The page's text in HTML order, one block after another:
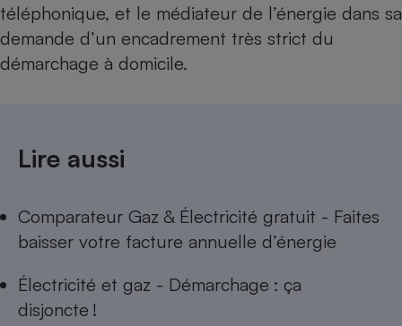
téléphonique, et le médiateur de l’énergie dans sa
demande d’un encadrement très strict du
démarchage à domicile.
Lire aussi
Comparateur Gaz & Électricité gratuit - Faites
baisser votre facture annuelle d’énergie
Électricité et gaz - Démarchage : ça
disjoncte !